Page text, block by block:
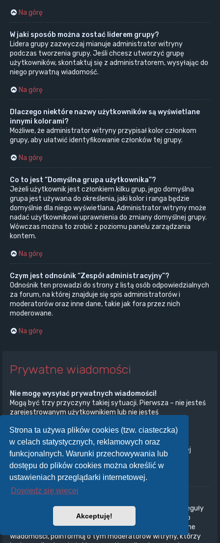
Strona ta używa plików cookies (tzw. ciasteczka)
w celach statystycznych, reklamowych oraz
funkcjonalnych. Warunki przechowywania lub
dostępu do plików cookies można określić w
ustawieniach przeglądarki internetowej.
Dowiedz się więcej
Akceptuję!
Na górę
W jaki sposób można zostać liderem grupy?
Lidera grupy zazwyczaj mianuje administrator witryny
podczas tworzenia grupy. Jeśli chcesz utworzyć grupę
użytkowników, skontaktuj się z administratorem, wysyłając do
niego prywatną wiadomość.
Na górę
Dlaczego niektóre nazwy użytkowników są wyświetlane
innymi kolorami?
Możliwe, że administrator witryny przypisał kolor członkom
grupy, aby ułatwić identyfikowanie członków tej grupy.
Na górę
Co to jest “Domyślna grupa użytkownika”?
Jeżeli użytkownik jest członkiem kilku grup, jego domyślna
grupa jest używana do określenia, jaki kolor i ranga będzie
domyślnie dla niego wyświetlana. Administrator witryny może
nadać użytkownikowi uprawnienia do zmiany domyślnej grupy.
Wówczas można to zrobić z poziomu panelu zarządzania
kontem.
Na górę
Czym jest odnośnik “Zespół administracyjny”?
Odnośnik ten prowadzi do strony z listą osób odpowiedzialnych
za forum, na której znajduje się spis administratorów i
moderatorów oraz inne dane, takie jak fora przez nich
moderowane.
Na górę
Prywatne wiadomości
Nie mogę wysyłać prywatnych wiadomości!
Mogą być trzy przyczyny takiej sytuacji. Pierwsza – nie jesteś
zarejestrowanym użytkownikiem lub nie jesteś
wyłączył przesyłanie prywatnych wiadomości na całej
witrynie. Trzecia – administrator witryny uniemożliwił ci
przesyłanie prywatnych wiadomości. Aby uzyskać więcej
informacji, skontaktuj się z administratorem witryny.
Na górę
W panelu użytkownika możesz, określając odpowiednie reguły
ustawić automatyczne usuwanie wiadomości od danego
nadawcy. Jeżeli otrzymujesz od kogoś obraźliwe prywatne
wiadomości, poinformuj o tym moderatorów witryny, którzy